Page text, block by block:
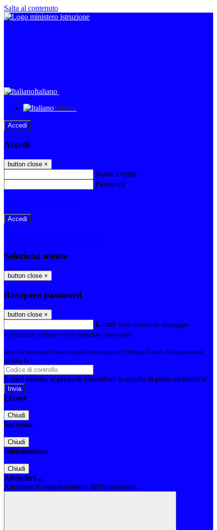
Salta al contenuto
Italiano
Italiano
Accedi
Accedi
button close ×
Nome Utente
Password
-
Seleziona utente
button close ×
Recupero password
button close ×
E-mail Verrà inviato un messaggio
all'indirizzo indicato con le istruzioni necessarie.
Non hai una e-mail associata al nome utente? Effettua il reset della password
tramite la
E-mail inviata, si prega di controllare la casella di posta elettronica!
Errore
Chiudi
Successo
Chiudi
Informazione
Chiudi
Attendere...
Attendere il completamento dell'operazione...